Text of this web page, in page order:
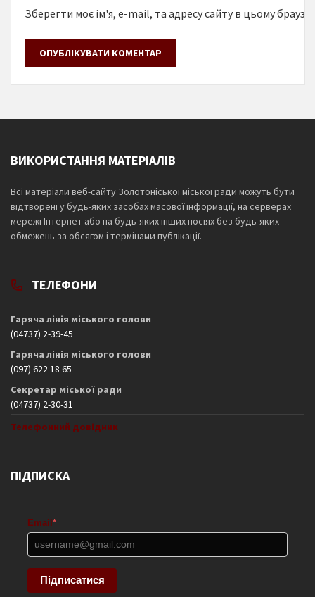
Зберегти моє ім'я, e-mail, та адресу сайту в цьому
ВИКОРИСТАННЯ МАТЕРІАЛІВ
Всі матеріали веб-сайту Золотоніської міської ради можуть бути
відтворені у будь-яких засобах масової інформації, на серверах
мережі Інтернет або на будь-яких інших носіях без будь-яких
обмежень за обсягом і термінами публікації.
ТЕЛЕФОНИ
Гаряча лінія міського голови
(04737) 2-39-45
Гаряча лінія міського голови
(097) 622 18 65
Секретар міської ради
(04737) 2-30-31
Телефонний довідник
ПІДПИСКА
Email*
Підписатися